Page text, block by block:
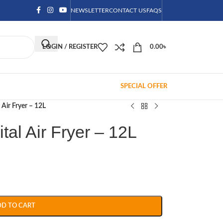
NEWSLETTERCONTACT USFAQS
LOGIN / REGISTER 0.00৳
SPECIAL OFFER
Fryer – 12L
Air Fryer – 12L
TO CART